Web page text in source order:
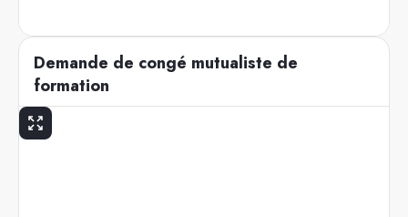
Demande de congé mutualiste de
formation